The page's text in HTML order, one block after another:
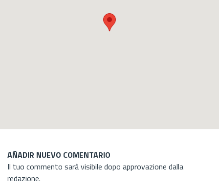
AÑADIR NUEVO COMENTARIO
Il tuo commento sarà visibile dopo approvazione dalla
redazione.